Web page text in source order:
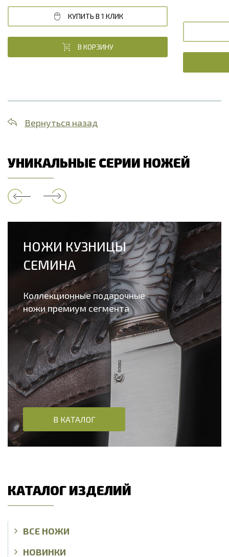
КУПИТЬ В 1 КЛИК
В КОРЗИНУ
Вернуться назад
УНИКАЛЬНЫЕ СЕРИИ НОЖЕЙ
НОЖИ КУЗНИЦЫ
СЕМИНА
Коллекционные подарочные
ножи премиум сегмента
В КАТАЛОГ
КАТАЛОГ ИЗДЕЛИЙ
ВСЕ НОЖИ
НОВИНКИ